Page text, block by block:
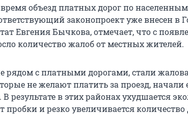
объезд платных дорог по
законопроект уже внесен в
Евгения Бычкова, отмечает, что с
количество жалоб от местных жителей.
с платными дорогами, стали
не желают платить за проезд, начали
результате в этих районах ухудшается
пробки и резко увеличивается